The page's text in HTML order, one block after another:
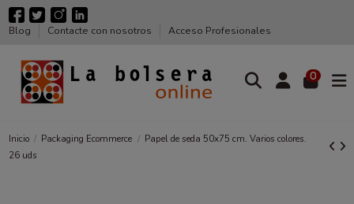
Blog Contacte con nosotros Acceso Profesionales
0
Inicio Packaging Ecommerce
Papel de seda 50x75 cm. Varios colores.
26 uds